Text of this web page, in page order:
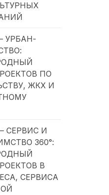
УРБАН-
ПО
ЖКХ И
СЕРВИС И
360°:
В
СЕРВИСА